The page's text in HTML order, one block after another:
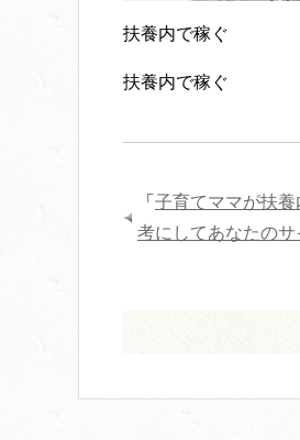
扶養内で稼ぐ
扶養内で稼ぐ
「 子育てママが扶
考にしてあなたのサ